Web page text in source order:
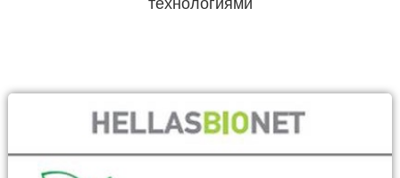
технологиями